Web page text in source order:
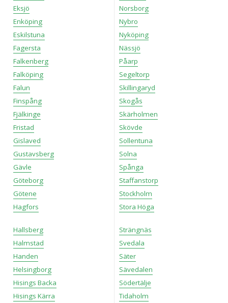
Eksjö
Enköping
Eskilstuna
Fagersta
Falkenberg
Falköping
Falun
Finspång
Fjälkinge
Fristad
Gislaved
Gustavsberg
Gävle
Göteborg
Götene
Hagfors
Hallsberg
Halmstad
Handen
Helsingborg
Hisings Backa
Hisings Kärra
Norsborg
Nybro
Nyköping
Nässjö
Påarp
Segeltorp
Skillingaryd
Skogås
Skärholmen
Skövde
Sollentuna
Solna
Spånga
Staffanstorp
Stockholm
Stora Höga
Strängnäs
Svedala
Säter
Sävedalen
Södertälje
Tidaholm